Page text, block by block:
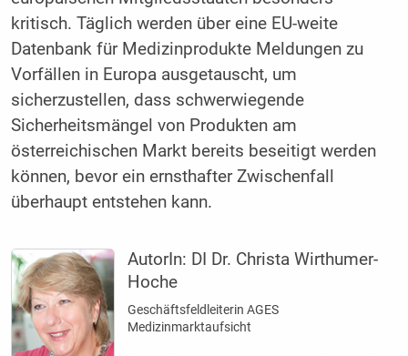
kritisch. Täglich werden über eine EU-weite
Datenbank für Medizinprodukte Meldungen zu
Vorfällen in Europa ausgetauscht, um
sicherzustellen, dass schwerwiegende
Sicherheitsmängel von Produkten am
österreichischen Markt bereits beseitigt werden
können, bevor ein ernsthafter Zwischenfall
überhaupt entstehen kann.
AutorIn: DI Dr. Christa Wirthumer-
Hoche
Geschäftsfeldleiterin AGES
Medizinmarktaufsicht